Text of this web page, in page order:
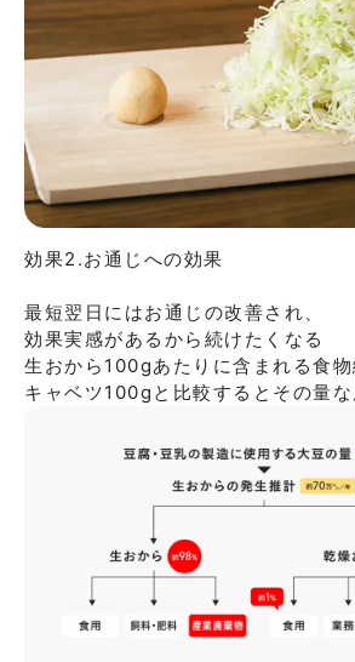
効果2.お通じへの効果
最短翌⽇にはお通じの改善され、
効果実感があるから続けたくなる
⽣おから100gあたりに含まれる⾷
キャベツ100gと⽐較するとその量な